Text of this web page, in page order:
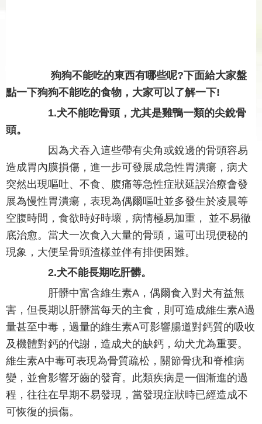
狗狗不能吃的東西有哪些呢?下面給大家盤
點一下狗狗不能吃的食物，大家可以了解一下!
1.犬不能吃骨頭，尤其是雞鴨一類的尖銳骨
頭。
因為犬吞入這些帶有尖角或銳邊的骨頭容易
造成胃內膜損傷，進一步可發展成急性胃潰瘍，病犬
突然出現嘔吐、不食、腹痛等急性症狀延誤治療會發
展為慢性胃潰瘍，表現為偶爾嘔吐並多發生於凌晨等
空腹時間，食欲時好時壞，病情極易加重， 並不易徹
底治愈。當犬一次食入大量的骨頭，還可出現便秘的
現象，大便呈骨頭渣樣並伴有排便困難。
2.犬不能長期吃肝髒。
肝髒中富含維生素A，偶爾食入對犬有益無
害，但長期以肝髒當每天的主食，則可造成維生素A過
量甚至中毒，過量的維生素A可影響腸道對鈣質的吸收
及機體對鈣的代謝，造成犬的缺鈣，幼犬尤為重要。
維生素A中毒可表現為骨質疏松，關節骨疣和脊椎病
變，並會影響牙齒的發育。此類疾病是一個漸進的過
程，往往在早期不易發現，當發現症狀時已經造成不
可恢復的損傷。